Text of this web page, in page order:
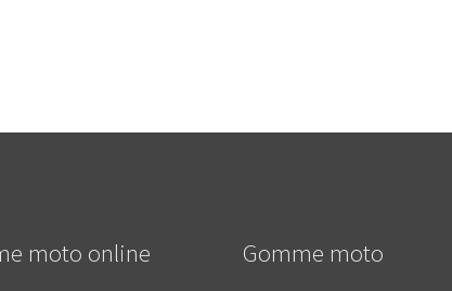
moto online Gomme moto